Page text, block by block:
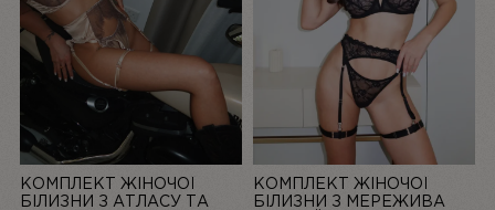
КОМПЛЕКТ ЖІНОЧОЇ
БІЛИЗНИ З АТЛАСУ ТА
КОМПЛЕКТ ЖІНОЧОЇ
БІЛИЗНИ З МЕРЕЖИВА